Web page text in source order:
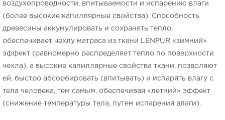
воздухопроводности, впитываемости и испарению влаги
(более высокие капиллярные свойства). Способность
древесины аккумулировать и сохранять тепло,
обеспечивает чехлу матраса из ткани LENPUR «зимний»
эффект (равномерно распределяет тепло по поверхности
чехла), а высокие капиллярные свойства ткани, позволяют
ей, быстро абсорбировать (впитывать) и испарять влагу с
тела человека, тем самым, обеспечивая «летний» эффект
(снижение температуры тела, путем испарения влаги).